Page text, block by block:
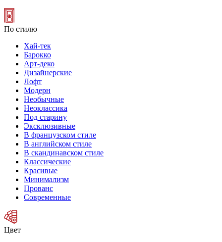
По стилю
Хай-тек
Барокко
Арт-деко
Дизайнерские
Лофт
Модерн
Необычные
Неоклассика
Под старину
Эксклюзивные
В французском стиле
В английском стиле
В скандинавском стиле
Классические
Красивые
Минимализм
Прованс
Современные
Цвет